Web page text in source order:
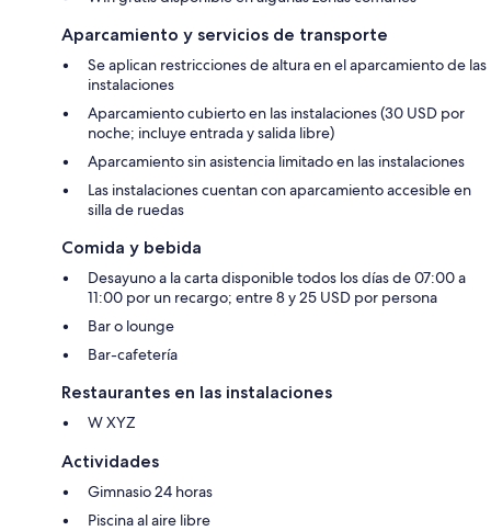
Aparcamiento y servicios de transporte
Se aplican restricciones de altura en el aparcamiento de las
instalaciones
Aparcamiento cubierto en las instalaciones (30 USD por
noche; incluye entrada y salida libre)
Aparcamiento sin asistencia limitado en las instalaciones
Las instalaciones cuentan con aparcamiento accesible en
silla de ruedas
Comida y bebida
Desayuno a la carta disponible todos los días de 07:00 a
11:00 por un recargo; entre 8 y 25 USD por persona
Bar o lounge
Bar-cafetería
Restaurantes en las instalaciones
W XYZ
Actividades
Gimnasio 24 horas
Piscina al aire libre